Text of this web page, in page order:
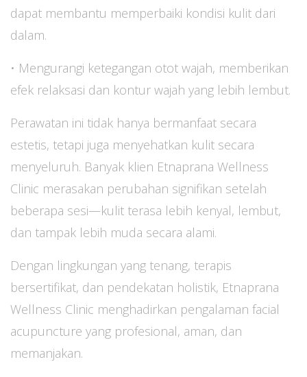
dapat membantu memperbaiki kondisi kulit dari
dalam.
• Mengurangi ketegangan otot wajah, memberikan
efek relaksasi dan kontur wajah yang lebih lembut.
Perawatan ini tidak hanya bermanfaat secara
estetis, tetapi juga menyehatkan kulit secara
menyeluruh. Banyak klien Etnaprana Wellness
Clinic merasakan perubahan signifikan setelah
beberapa sesi—kulit terasa lebih kenyal, lembut,
dan tampak lebih muda secara alami.
Dengan lingkungan yang tenang, terapis
bersertifikat, dan pendekatan holistik, Etnaprana
Wellness Clinic menghadirkan pengalaman facial
acupuncture yang profesional, aman, dan
memanjakan.